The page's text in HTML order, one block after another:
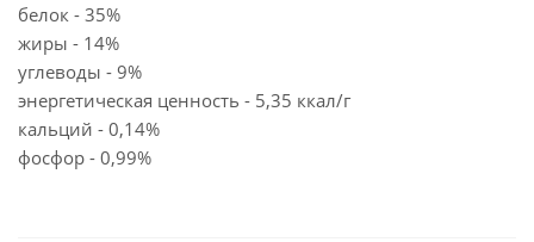
белок - 35%
жиры - 14%
углеводы - 9%
энергетическая ценность - 5,35 ккал/г
кальций - 0,14%
фосфор - 0,99%